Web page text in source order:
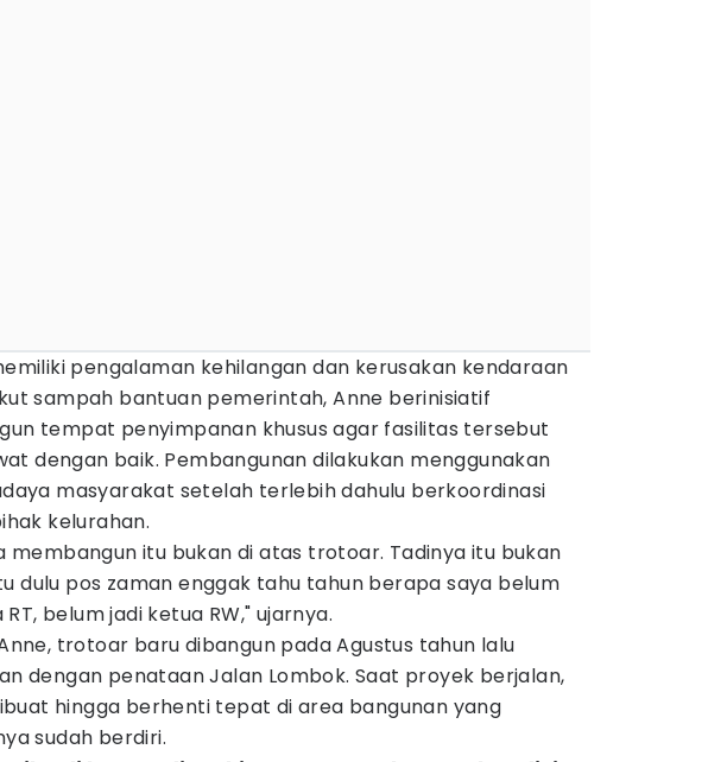
pengalaman kehilangan dan kerusakan kendaraan
sampah bantuan pemerintah, Anne berinisiatif
tempat penyimpanan khusus agar fasilitas tersebut
dengan baik. Pembangunan dilakukan menggunakan
masyarakat setelah terlebih dahulu berkoordinasi
kelurahan.
membangun itu bukan di atas trotoar. Tadinya itu bukan
dulu pos zaman enggak tahu tahun berapa saya belum
belum jadi ketua RW," ujarnya.
trotoar baru dibangun pada Agustus tahun lalu
dengan penataan Jalan Lombok. Saat proyek berjalan,
hingga berhenti tepat di area bangunan yang
sudah berdiri.